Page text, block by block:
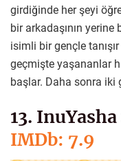
girdiğinde her şeyi
bir arkadaşının
isimli bir gençle
geçmişte yaşananlar
başlar. Daha sonra iki
13.
IMDb: 7.9